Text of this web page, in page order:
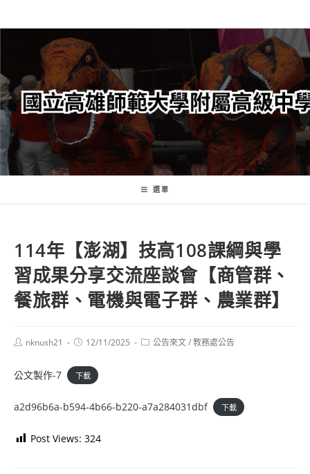
轉
要
內
容
選單
114年【澎湖】技高108課綱與學
習成果分享交流座談會【商管群、
餐旅群、電機與電子群、農業群】
Postnknush21
Post12/11/2025
Post公告來文/教務處公告
公文製作-7 下載
a2d96b6a-b594-4b66-b220-a7a284031dbf 下載
Post Views: 324